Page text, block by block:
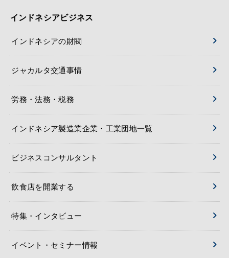
インドネシアビジネス
インドネシアの財閥
ジャカルタ交通事情
労務・法務・税務
インドネシア製造業企業・工業団地一覧
ビジネスコンサルタント
飲食店を開業する
特集・インタビュー
イベント・セミナー情報